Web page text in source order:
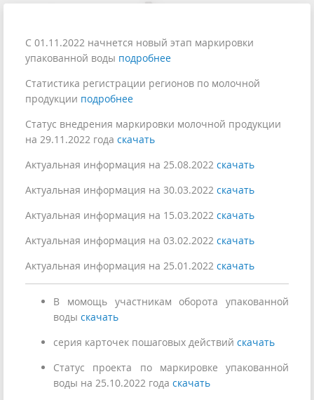
С 01.11.2022 начнется новый этап маркировки
упакованной воды подробнее
Статистика регистрации регионов по молочной
продукции подробнее
Статус внедрения маркировки молочной продукции
на 29.11.2022 года скачать
Актуальная информация на 25.08.2022 скачать
Актуальная информация на 30.03.2022 скачать
Актуальная информация на 15.03.2022 скачать
Актуальная информация на 03.02.2022 скачать
Актуальная информация на 25.01.2022 скачать
В момощь участникам оборота упакованной
воды скачать
серия карточек пошаговых действий скачать
Статус проекта по маркировке упакованной
воды на 25.10.2022 года скачать